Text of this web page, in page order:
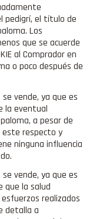
pedigrí, el título de
Los
que se acuerde
al Comprador en
o poco después de
vende, ya que es
la eventual
a pesar de
este respecto y
ninguna influencia
vende, ya que es
que la salud
realizados
detalla a